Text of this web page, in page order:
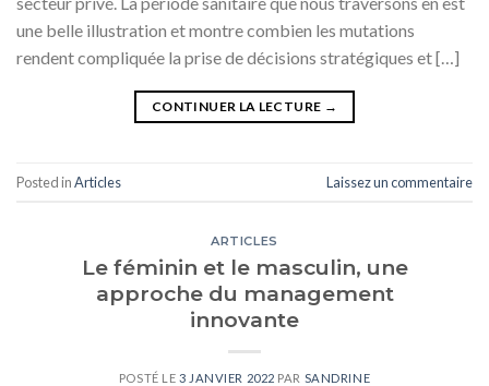
une belle illustration et montre combien les mutations
rendent compliquée la prise de décisions stratégiques et […]
CONTINUER LA LECTURE →
Posted inArticles Laissez un commentaire
ARTICLES
Le féminin et le masculin, une
approche du management
innovante
POSTÉ LE 3 JANVIER 2022 PAR SANDRINE